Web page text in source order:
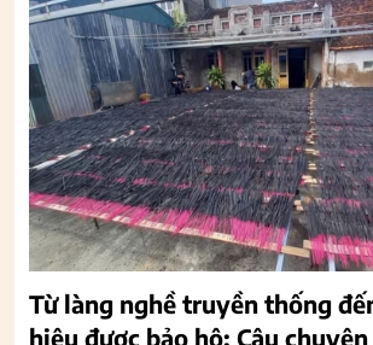
Từ làng nghề truyền thống
hiệu được bảo hộ: Câu